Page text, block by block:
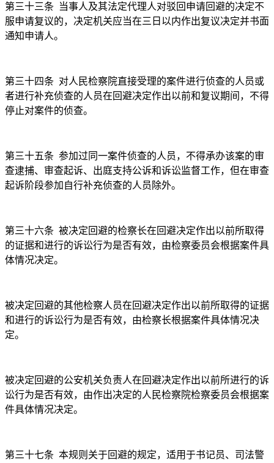
第三十三条
当事人及其法定代理人对驳回申请回避的决定不
服申请复议的，决定机关应当在三日以内作出复议决定并书面
通知申请人。
第三十四条 对人民检察院直接受理的案件进行侦查的人员或
者进行补充侦查的人员在回避决定作出以前和复议期间，不得
停止对案件的侦查。
第三十五条 参加过同一案件侦查的人员，不得承办该案的审
查逮捕、审查起诉、出庭支持公诉和诉讼监督工作，但在审查
起诉阶段参加自行补充侦查的人员除外。
第三十六条 被决定回避的检察长在回避决定作出以前所取得
的证据和进行的诉讼行为是否有效，由检察委员会根据案件具
体情况决定。
被决定回避的其他检察人员在回避决定作出以前所取得的证据
和进行的诉讼行为是否有效，由检察长根据案件具体情况决
定。
被决定回避的公安机关负责人在回避决定作出以前所进行的诉
讼行为是否有效，由作出决定的人民检察院检察委员会根据案
件具体情况决定。
第三十七条 本规则关于回避的规定，适用于书记员、司法警